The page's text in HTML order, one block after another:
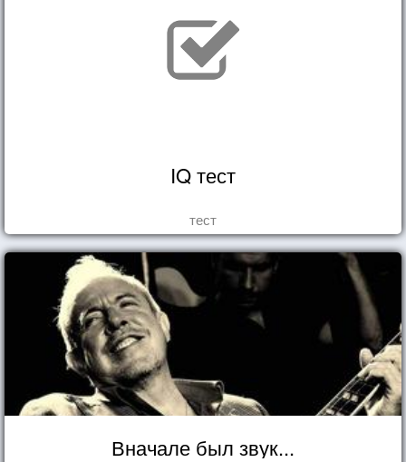
IQ тест
тест
Вначале был звук...